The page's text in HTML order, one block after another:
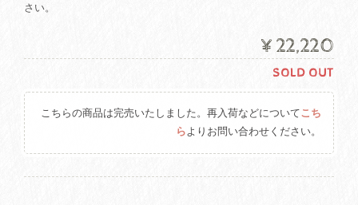
さい。
¥22,220
SOLD OUT
こちらの商品は完売いたしました。再入荷などについてこち
らよりお問い合わせください。